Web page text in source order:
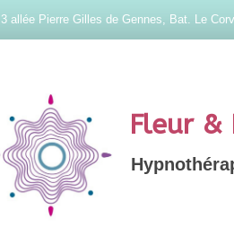
3 allée Pierre Gilles de Gennes, Bat. Le
Fleur &